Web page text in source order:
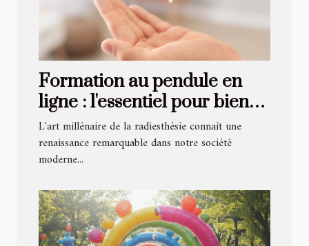
Formation au pendule en
ligne : l'essentiel pour bien
débuter et progresser
L'art millénaire de la radiesthésie connaît une
renaissance remarquable dans notre société
moderne...